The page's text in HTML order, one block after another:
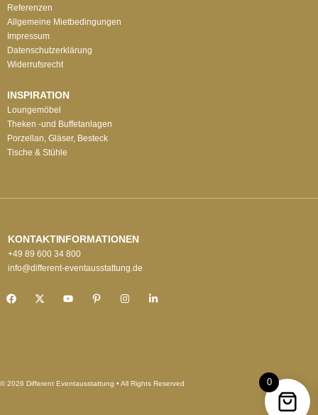
Referenzen
Allgemeine Mietbedingungen
Impressum
Datenschutzerklärung
Widerrufsrecht
INSPIRATION
Loungemöbel
Theken -und Buffetanlagen
Porzellan, Gläser, Besteck
Tische & Stühle
KONTAKTINFORMATIONEN
+49 89 600 34 800
info@different-eventausstattung.de
© 2026 Different Eventausstattung • All Rights Reserved 0